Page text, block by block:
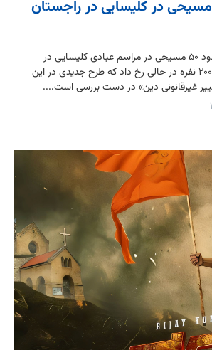
ضرب و شتم ۵۰ مسیحی در کلیسایی در راجستان
حملهٔ خشونت‌آمیز به حدود ۵۰ مسیحی در مراسم عبادی کلیسایی در
راجستان، توسط گروهی ۲۰۰ نفره در حالی رخ داد که طرح جدیدی در این
غیرقانونی دین» در دست بررسی است....